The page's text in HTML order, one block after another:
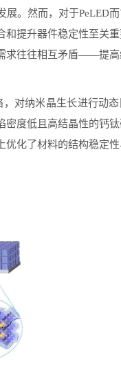
。然而，对于PeLED而
提升器件稳定性至关重
求往往相互矛盾——提高
对纳米晶生长进行动
密度低且高结晶性的钙钛
优化了材料的结构稳定